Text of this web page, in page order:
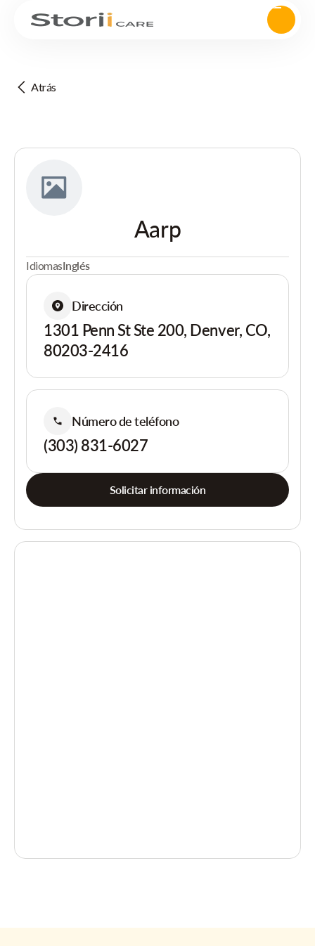
Atrás
Aarp
IdiomasInglés
Dirección
1301 Penn St Ste 200, Denver, CO,
80203-2416
Número de teléfono
(303) 831-6027
Solicitar información